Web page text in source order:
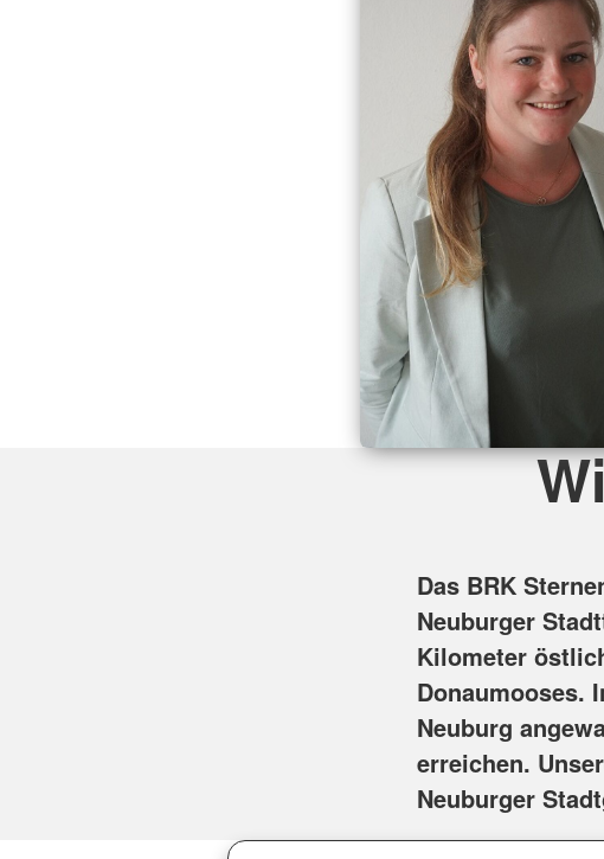
Das BRK
Neuburger
Kilometer
Donaumooses.
Neuburg
erreichen.
Neuburger